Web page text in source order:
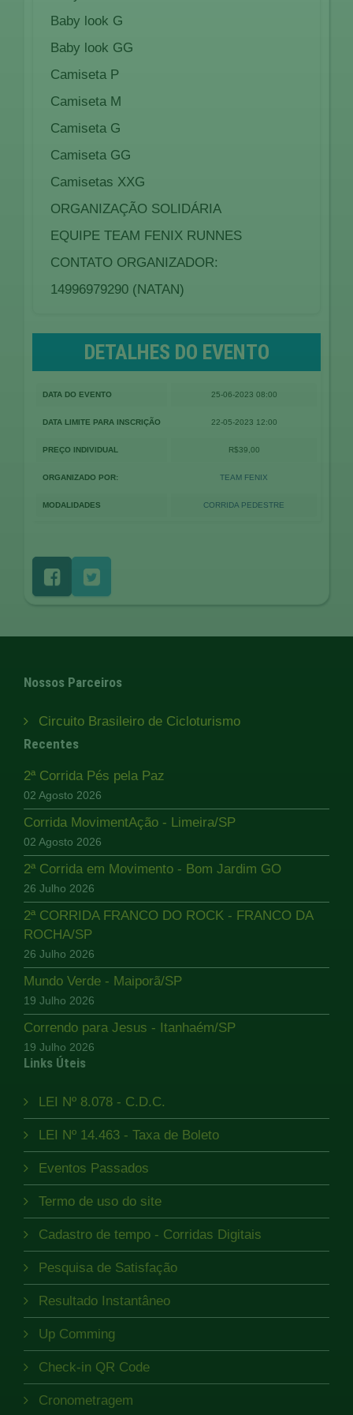
Baby look G
Baby look GG
Camiseta P
Camiseta M
Camiseta G
Camiseta GG
Camisetas XXG
ORGANIZAÇÃO SOLIDÁRIA
EQUIPE TEAM FENIX RUNNES
CONTATO ORGANIZADOR:
14996979290 (NATAN)
DETALHES DO EVENTO
DATA DO EVENTO 25-06-2023 08:00
DATA LIMITE PARA INSCRIÇÃO 22-05-2023 12:00
PREÇO INDIVIDUAL R$39,00
ORGANIZADO POR: TEAM FENIX
MODALIDADES CORRIDA PEDESTRE
Nossos Parceiros
Circuito Brasileiro de Cicloturismo
Recentes
2ª Corrida Pés pela Paz
02 Agosto 2026
Corrida MovimentAção - Limeira/SP
02 Agosto 2026
2ª Corrida em Movimento - Bom Jardim GO
26 Julho 2026
2ª CORRIDA FRANCO DO ROCK - FRANCO DA
ROCHA/SP
26 Julho 2026
Mundo Verde - Maiporã/SP
19 Julho 2026
Correndo para Jesus - Itanhaém/SP
19 Julho 2026
Links Úteis
LEI Nº 8.078 - C.D.C.
LEI Nº 14.463 - Taxa de Boleto
Eventos Passados
Termo de uso do site
Cadastro de tempo - Corridas Digitais
Pesquisa de Satisfação
Resultado Instantâneo
Up Comming
Check-in QR Code
Cronometragem